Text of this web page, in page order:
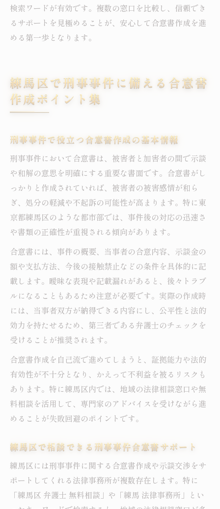
検索ワードが有効です。複数の窓口を比較し、信頼でき
るサポートを見極めることが、安心して合意書作成を進
める第一歩となります。
練馬区で刑事事件に備える合意書
作成ポイント集
刑事事件で役立つ合意書作成の基本情報
刑事事件において合意書は、被害者と加害者の間で示談
や和解の意思を明確にする重要な書面です。合意書がし
っかりと作成されていれば、被害者の被害感情が和ら
ぎ、処分の軽減や不起訴の可能性が高まります。特に東
京都練馬区のような都市部では、事件後の対応の迅速さ
や書類の正確性が重視される傾向があります。
合意書には、事件の概要、当事者の合意内容、示談金の
額や支払方法、今後の接触禁止などの条件を具体的に記
載します。曖昧な表現や記載漏れがあると、後々トラブ
ルになることもあるため注意が必要です。実際の作成時
には、当事者双方が納得できる内容にし、公平性と法的
効力を持たせるため、第三者である弁護士のチェックを
受けることが推奨されます。
合意書作成を自己流で進めてしまうと、証拠能力や法的
有効性が不十分となり、かえって不利益を被るリスクも
あります。特に練馬区内では、地域の法律相談窓口や無
料相談を活用して、専門家のアドバイスを受けながら進
めることが失敗回避のポイントです。
練馬区で相談できる刑事事件合意書サポート
練馬区には刑事事件に関する合意書作成や示談交渉をサ
ポートしてくれる法律事務所が複数存在します。特に
「練馬区 弁護士 無料相談」や「練馬 法律事務所」とい